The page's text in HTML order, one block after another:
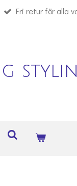
Fri retur för alla